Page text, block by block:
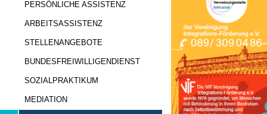
PERSÖNLICHE ASSISTENZ
ARBEITSASSISTENZ
STELLENANGEBOTE
BUNDESFREIWILLIGENDIENST
SOZIALPRAKTIKUM
MEDIATION